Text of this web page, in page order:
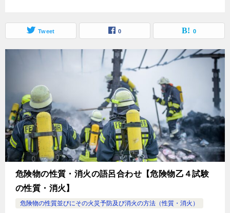
Tweet 0 0
危険物の性質・消火の語呂合わせ【危険物乙４試験
の性質・消火】
危険物の性質並びにその火災予防及び消火の方法（性質・消火）